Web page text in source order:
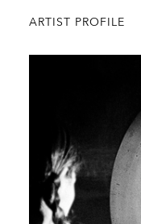
ARTIST PROFILE